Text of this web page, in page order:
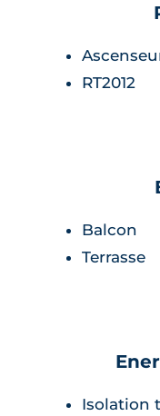
Chambre :
L'enceinte de la
clôturée et
fait par le biais
digicode. Un
l'entrée du
RT2012
Balcon
Terrasse
Isolation